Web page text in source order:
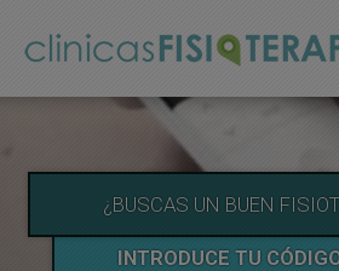
¿BUSCAS UN BUEN
INTRODUCE TU